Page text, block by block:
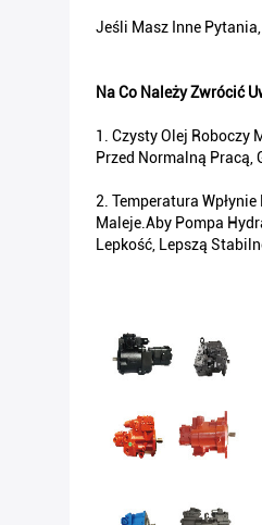
Jeśli Masz Inne
Na Co Należy Zwrócić
1. Czysty Olej Roboczy
Przed Normalną Pracą,
2. Temperatura
Maleje.Aby Pompa
Lepkość, Lepszą